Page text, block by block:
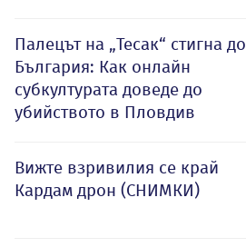
Палецът на „Тесак“ стигна до
България: Как онлайн
субкултурата доведе до
убийството в Пловдив
Вижте взривилия се край
Кардам дрон (СНИМКИ)